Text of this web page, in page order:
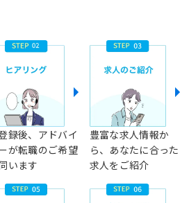
録後、アドバイ
が転職のご希望
います
豊富な求人情報か
ら、あなたに合った
求人をご紹介